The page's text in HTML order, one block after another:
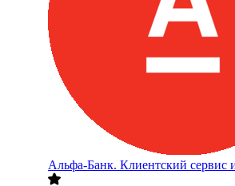
Альфа-Банк. Клиентский сервис